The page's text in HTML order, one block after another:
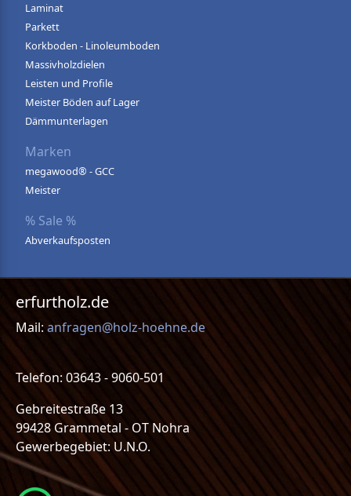
Laminat
Parkett
Korkboden - Linoleumboden
Massivholzdielen
Leisten und Profile
Meister Böden auf Lager
Dämmunterlagen
Marken
megawood® - GCC
Meister
% Sale %
Abverkaufsposten
erfurtholz.de
Mail: anfragen@holz-hoehne.de
Telefon: 03643 - 9060-501
Gebreitestraße 13
99428 Grammetal - OT Nohra
Gewerbegebiet: U.N.O.